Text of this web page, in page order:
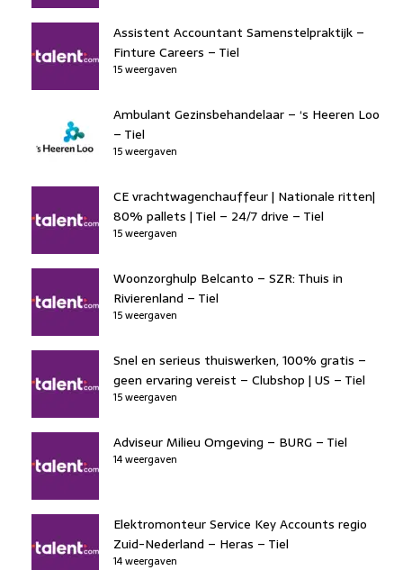
Assistent Accountant Samenstelpraktijk –
Finture Careers – Tiel
15 weergaven
Ambulant Gezinsbehandelaar – ‘s Heeren Loo
– Tiel
15 weergaven
CE vrachtwagenchauffeur | Nationale ritten|
80% pallets | Tiel – 24/7 drive – Tiel
15 weergaven
Woonzorghulp Belcanto – SZR: Thuis in
Rivierenland – Tiel
15 weergaven
Snel en serieus thuiswerken, 100% gratis –
geen ervaring vereist – Clubshop | US – Tiel
15 weergaven
Adviseur Milieu Omgeving – BURG – Tiel
14 weergaven
Elektromonteur Service Key Accounts regio
Zuid-Nederland – Heras – Tiel
14 weergaven